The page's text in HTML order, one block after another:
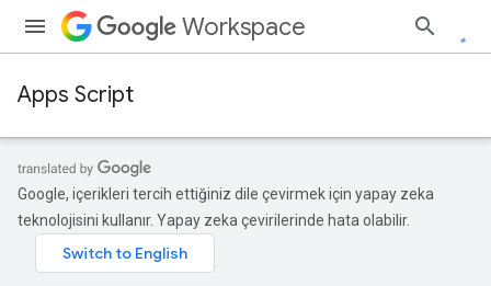
Workspace
Apps Script
Google, içerikleri tercih ettiğiniz dile çevirmek için yapay zeka
teknolojisini kullanır. Yapay zeka çevirilerinde hata olabilir.